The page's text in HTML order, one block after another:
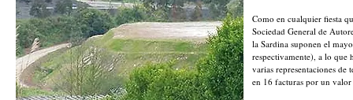
Como en cualquier fiesta
Sociedad General de
la Sardina suponen el
respectivamente), a lo que
varias representaciones de
en 16 facturas por un